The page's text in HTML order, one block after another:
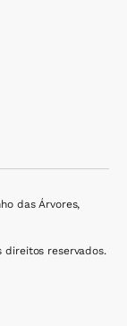
das Árvores,
direitos reservados.